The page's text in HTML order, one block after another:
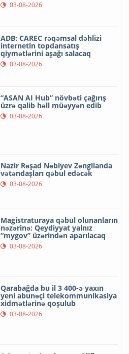
03-08-2026
ADB: CAREC rəqəmsal dəhlizi
internetin topdansatış
qiymətlərini aşağı salacaq
03-08-2026
“ASAN AI Hub” növbəti çağırış
üzrə qalib həll müəyyən edib
03-08-2026
Nazir Rəşad Nəbiyev Zəngilanda
vətəndaşları qəbul edəcək
03-08-2026
Magistraturaya qəbul olunanların
nəzərinə: Qeydiyyat yalnız
“mygov” üzərindən aparılacaq
03-08-2026
Qarabağda bu il 3 400-ə yaxın
yeni abunəçi telekommunikasiya
xidmətlərinə qoşulub
03-08-2026